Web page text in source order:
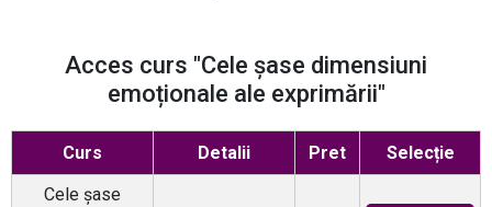
Acces curs "Cele șase dimensiuni
emoționale ale exprimării"
Curs Detalii Pret
Selecție
Cele șase